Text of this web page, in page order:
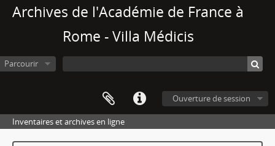
Archives de l'Académie de France à
Rome - Villa Médicis
Parcourir
Ouverture de session
Inventaires et archives en ligne